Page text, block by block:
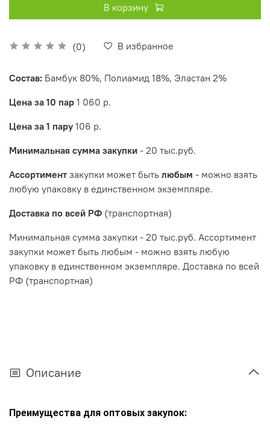
(0) В избранное
В корзину
Состав: Бамбук 80%, Полиамид 18%, Эластан 2%
Цена за 10 пар 1 060 р.
Цена за 1 пару 106 р.
Минимальная сумма закупки - 20 тыс.руб.
Ассортимент закупки может быть любым - можно взять
любую упаковку в единственном экземпляре.
Доставка по всей РФ (транспортная)
Минимальная сумма закупки - 20 тыс.руб. Ассортимент
закупки может быть любым - можно взять любую
упаковку в единственном экземпляре. Доставка по всей
РФ (транспортная)
Описание
Преимущества для оптовых закупок: